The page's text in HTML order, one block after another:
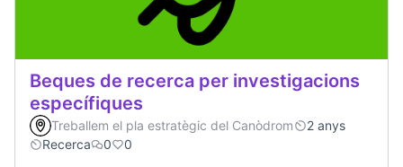
Beques de recerca per investigacions
específiques
Treballem el pla estratègic del Canòdrom
2 anys
Recerca
0 0